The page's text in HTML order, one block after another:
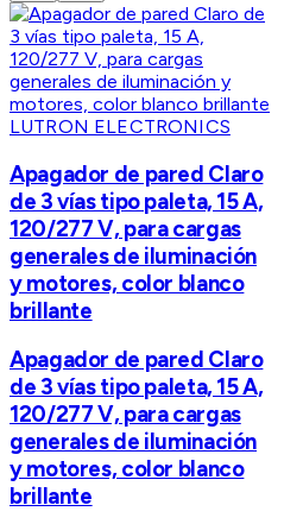
LUTRON ELECTRONICS
Apagador de pared Claro
de 3 vías tipo paleta, 15 A,
120/277 V, para cargas
generales de iluminación
y motores, color blanco
brillante
Apagador de pared Claro
de 3 vías tipo paleta, 15 A,
120/277 V, para cargas
generales de iluminación
y motores, color blanco
brillante